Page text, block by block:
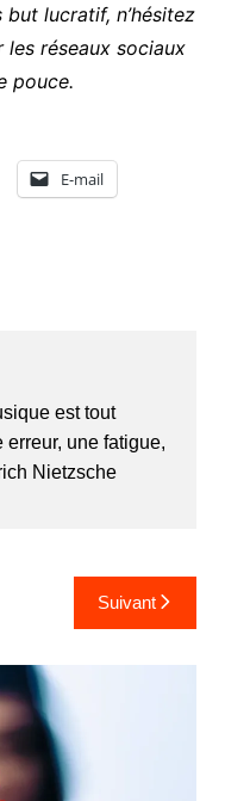
lucratif, n’hésitez
réseaux sociaux
pouce.
E-mail
est tout
une fatigue,
Nietzsche
Suivant